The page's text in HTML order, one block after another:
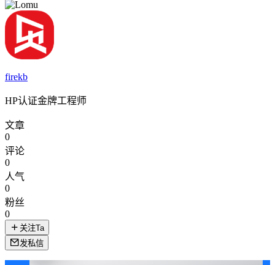
firekb
HP认证金牌工程师
文章
0
评论
0
人气
0
粉丝
0
关注Ta
发私信